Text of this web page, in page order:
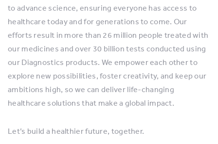
to advance science, ensuring everyone has access to
healthcare today and for generations to come. Our
efforts result in more than 26 million people treated with
our medicines and over 30 billion tests conducted using
our Diagnostics products. We empower each other to
explore new possibilities, foster creativity, and keep our
ambitions high, so we can deliver life-changing
healthcare solutions that make a global impact.
Let’s build a healthier future, together.